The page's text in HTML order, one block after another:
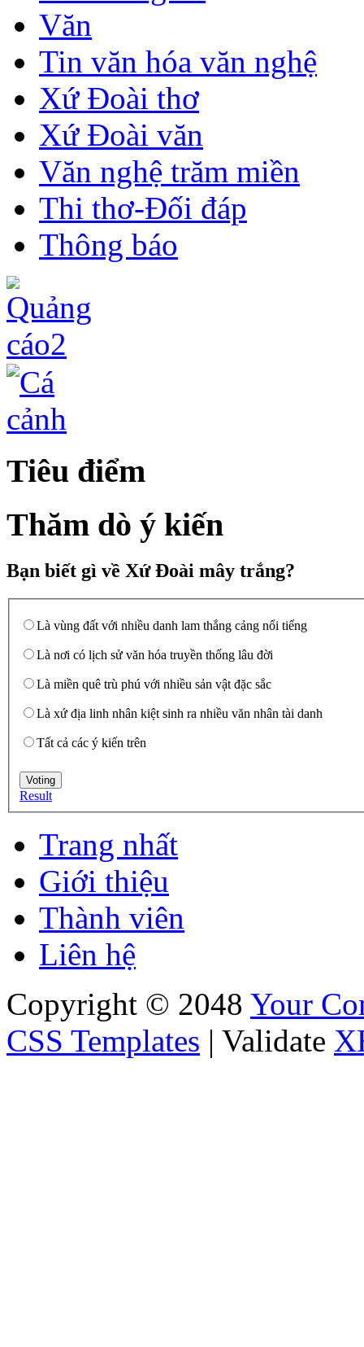
Văn
Tin văn hóa văn nghệ
Xứ Đoài thơ
Xứ Đoài văn
Văn nghệ trăm miền
Thi thơ-Đối đáp
Thông báo
Tiêu điểm
Thăm dò ý kiến
Bạn biết gì về Xứ Đoài mây trắng?
Là vùng đất với nhiều danh lam thắng cảng nổi tiếng
Là nơi có lịch sử văn hóa truyền thống lâu đời
Là miền quê trù phú với nhiều sản vật đặc sắc
Là xứ địa linh nhân kiệt sinh ra nhiều văn nhân tài danh
Tất cả các ý kiến trên
Result
Trang nhất
Giới thiệu
Thành viên
Liên hệ
Copyright © 2048 Your
CSS Templates | Validate